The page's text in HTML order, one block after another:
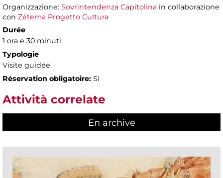
Organizzazione: Sovrintendenza Capitolina in collaborazione
con Zétema Progetto Cultura
Durée
1 ora e 30 minuti
Typologie
Visite guidée
Réservation obligatoire: Sì
Attività correlate
En archive